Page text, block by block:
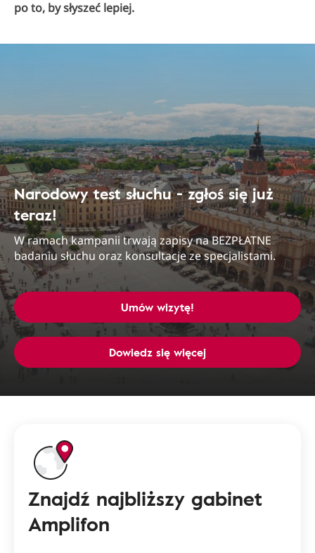
po to, by słyszeć lepiej.
Narodowy test słuchu - zgłoś się już
teraz!
W ramach kampanii trwają zapisy na BEZPŁATNE
badaniu słuchu oraz konsultacje ze specjalistami.
Umów wizytę!
Dowiedz się więcej
Znajdź najbliższy gabinet
Amplifon